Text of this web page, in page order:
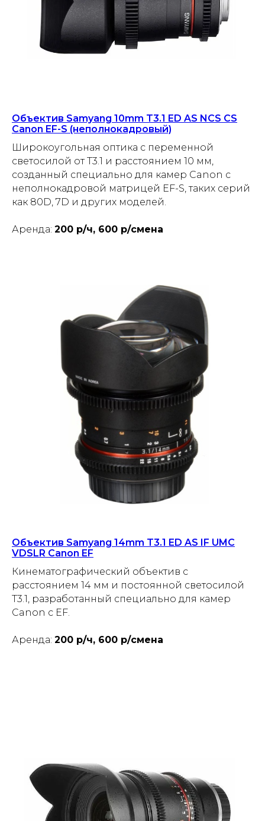
Объектив Samyang 10mm T3.1 ED AS NCS CS
Canon EF-S (неполнокадровый)
Широкоугольная оптика с переменной
светосилой от T3.1 и расстоянием 10 мм,
созданный специально для камер Canon с
неполнокадровой матрицей EF-S, таких серий
как 80D, 7D и других моделей.
Аренда: 200 р/ч, 600 р/смена
Объектив Samyang 14mm T3.1 ED AS IF UMC
VDSLR Canon EF
Кинематографический объектив с
расстоянием 14 мм и постоянной светосилой
T3.1, разработанный специально для камер
Canon с EF.
Аренда: 200 р/ч, 600 р/смена